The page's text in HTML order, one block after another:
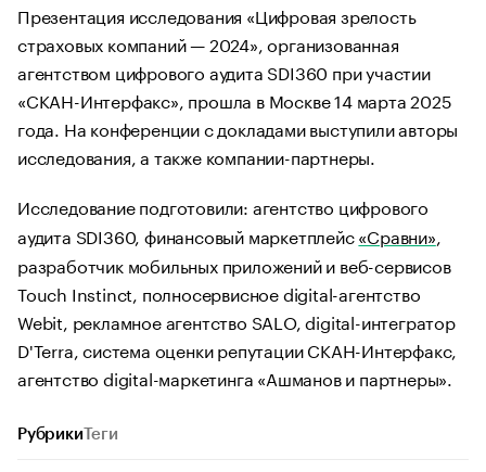
Презентация исследования «Цифровая зрелость
страховых компаний — 2024», организованная
агентством цифрового аудита SDI360 при участии
«СКАН-Интерфакс», прошла в Москве 14 марта 2025
года. На конференции с докладами выступили авторы
исследования, а также компании-партнеры.
Исследование подготовили: агентство цифрового
аудита SDI360, финансовый маркетплейс«Сравни»,
разработчик мобильных приложений и веб-сервисов
Touch Instinct, полносервисное digital-агентство
Webit, рекламное агентство SALO, digital-интегратор
D'Terra, система оценки репутации СКАН-Интерфакс,
агентство digital-маркетинга «Ашманов и партнеры».
Рубрики Теги